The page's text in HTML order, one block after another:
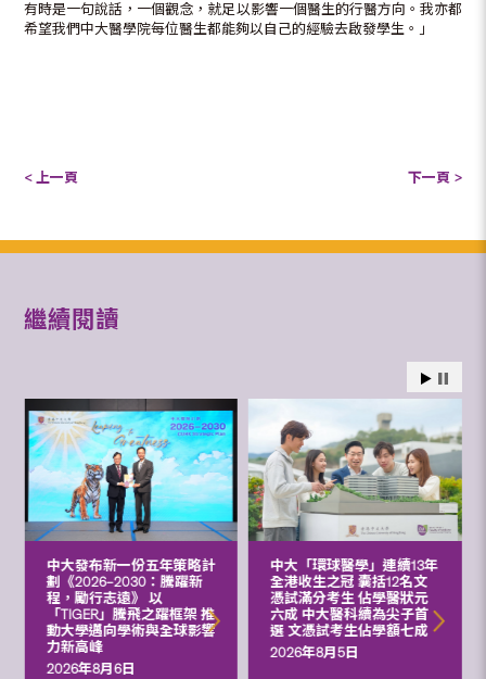
有時是一句說話，一個觀念，就足以影響一個醫生的行醫方向。我亦都
希望我們中大醫學院每位醫生都能夠以自己的經驗去啟發學生。」
< 上一頁 下一頁 >
繼續閱讀
中大發布新一份五年策略計
劃《2026‒2030：騰躍新
程，勵行志遠》 以
「TIGER」騰飛之躍框架 推
動大學邁向學術與全球影響
力新高峰
2026年8月6日
中大「環球醫學」連續13年
全港收生之冠 囊括12名文
憑試滿分考生 佔學醫狀元
六成 中大醫科續為尖子首
選 文憑試考生佔學額七成
2026年8月5日